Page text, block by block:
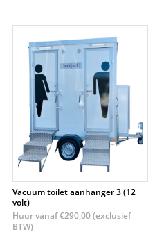
Vacuum toilet aanhanger 3 (12
volt)
Huur vanaf€290,00(exclusief
BTW)